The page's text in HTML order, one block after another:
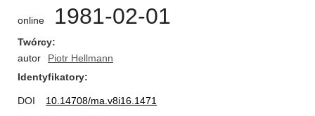
online 1981-02-01
Twórcy
autor
Piotr Hellmann
Identyfikatory
DOI
10.14708/ma.v8i16.1471